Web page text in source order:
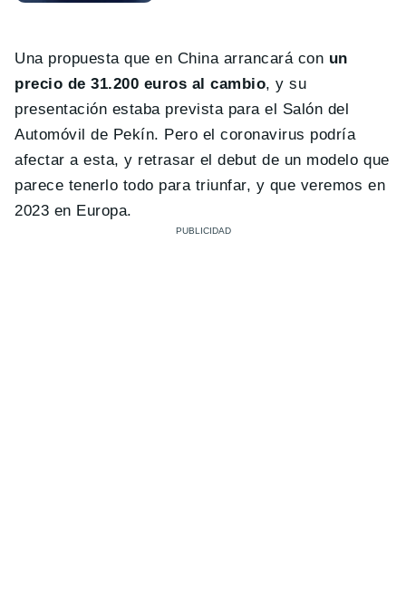
Una propuesta que en China arrancará con un
precio de 31.200 euros al cambio, y su
presentación estaba prevista para el Salón del
Automóvil de Pekín. Pero el coronavirus podría
afectar a esta, y retrasar el debut de un modelo que
parece tenerlo todo para triunfar, y que veremos en
2023 en Europa.